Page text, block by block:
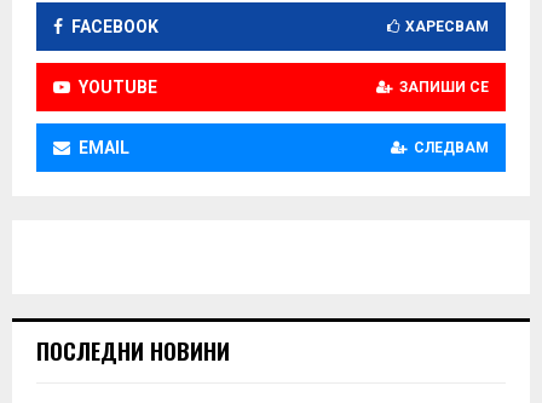
FACEBOOK ХАРЕСВАМ
YOUTUBE ЗАПИШИ СЕ
EMAIL СЛЕДВАМ
ПОСЛЕДНИ НОВИНИ